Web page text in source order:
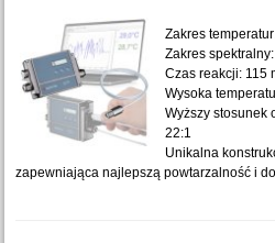
Zakres
Zakres
Czas reakcji: 115
Wysoka
Wyższy stosunek
22:1
Unikalna
zapewniająca najlepszą powtarzalność i